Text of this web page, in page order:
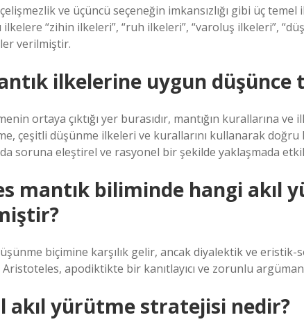
ve üçüncü seçeneğin imkansızlığı gibi üç
“zihin ilkeleri”, “ruh ilkeleri”, “varoluş ilkeleri”,
verilmiştir.
ilkelerine uygun düşünce
ortaya çıktığı yer burasıdır, mantığın kurallarına
çeşitli düşünme ilkeleri ve kurallarını kullanarak
soruna eleştirel ve rasyonel bir şekilde yaklaşmada
mantık biliminde hangi akıl
biçimine karşılık gelir, ancak diyalektik ve
apodiktikte bir kanıtlayıcı ve zorunlu
akıl yürütme stratejisi nedir?